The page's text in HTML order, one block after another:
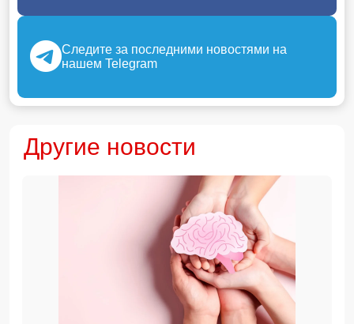
Следите за последними новостями на
нашем Telegram
Другие новости